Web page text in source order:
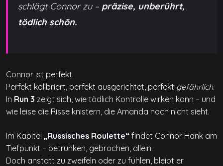
schlägt Connor zu – präzise, unberührt,
tödlich schön.
Connor ist perfekt.
Perfekt kalibriert, perfekt ausgerichtet, perfekt gefährlich.
In Run 3 zeigt sich, wie tödlich Kontrolle wirken kann – und
wie leise die Risse knistern, die Amanda noch nicht sieht.
Im Kapitel „Russisches Roulette“ findet Connor Hank am
Tiefpunkt – betrunken, gebrochen, allein.
Doch anstatt zu zweifeln oder zu fühlen, bleibt er